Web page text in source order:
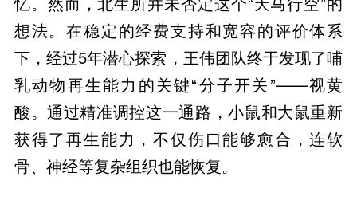
想法。在稳定的经费支持和宽容的评价体系
下，经过5年潜心探索，王伟团队终于发现了哺
乳动物再生能力的关键“分子开关”——视黄
酸。通过精准调控这一通路，小鼠和大鼠重新
获得了再生能力，不仅伤口能够愈合，连软
骨、神经等复杂组织也能恢复。